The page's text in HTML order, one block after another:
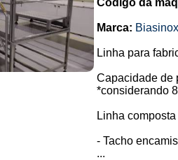
Código da
Marca: Biasinox
Linha para
Capacidade de
*considerando
Linha
- Tacho
...